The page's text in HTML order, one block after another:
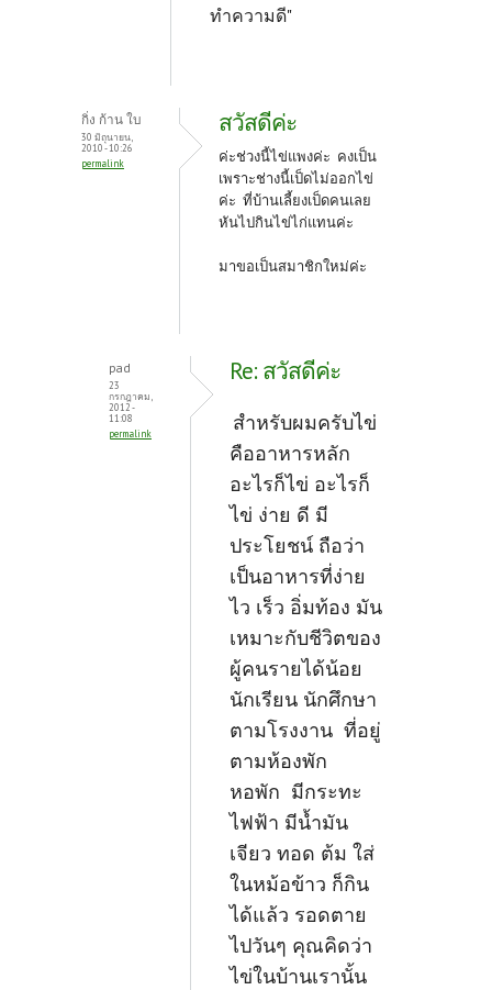
ทำความดี"
กิ่ง ก้าน ใบ
30 มิถุนายน,
2010 - 10:26
permalink
สวัสดีค่ะ
ค่ะช่วงนี้ไข่แพงค่ะ คงเป็น
เพราะช่างนี้เป็ดไม่ออกไข่
ค่ะ ที่บ้านเลี้ยงเป็ดคนเลย
หันไปกินไข่ไก่แทนค่ะ
มาขอเป็นสมาชิกใหม่ค่ะ
pad
23
กรกฎาคม,
2012 -
11:08
permalink
Re: สวัสดีค่ะ
สำหรับผมครับไข่
คืออาหารหลัก
อะไรก็ไข่ อะไรก็
ไข่ ง่าย ดี มี
ประโยชน์ ถือว่า
เป็นอาหารที่ง่าย
ไว เร็ว อิ่มท้อง มัน
เหมาะกับชีวิตของ
ผู้คนรายได้น้อย
นักเรียน นักศึกษา
ตามโรงงาน ที่อยู่
ตามห้องพัก
หอพัก มีกระทะ
ไฟฟ้า มีน้ำมัน
เจียว ทอด ต้ม ใส่
ในหม้อข้าว ก็กิน
ได้แล้ว รอดตาย
ไปวันๆ คุณคิดว่า
ไข่ในบ้านเรานั้น